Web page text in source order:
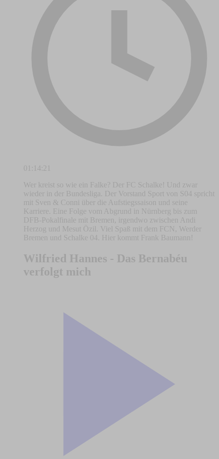
01:14:21
Wer kreist so wie ein Falke? Der FC Schalke! Und zwar
wieder in der Bundesliga. Der Vorstand Sport von S04 spricht
mit Sven & Conni über die Aufstiegssaison und seine
Karriere. Eine Folge vom Abgrund in Nürnberg bis zum
DFB-Pokalfinale mit Bremen, irgendwo zwischen Andi
Herzog und Mesut Özil. Viel Spaß mit dem FCN, Werder
Bremen und Schalke 04. Hier kommt Frank Baumann!
Wilfried Hannes - Das Bernabéu
verfolgt mich